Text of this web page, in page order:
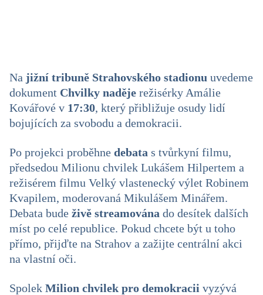
Na jižní tribuně Strahovského stadionu uvedeme
dokument Chvilky naděje režisérky Amálie
Kovářové v 17:30, který přibližuje osudy lidí
bojujících za svobodu a demokracii.
Po projekci proběhne debata s tvůrkyní filmu,
předsedou Milionu chvilek Lukášem Hilpertem a
režisérem filmu Velký vlastenecký výlet Robinem
Kvapilem, moderovaná Mikulášem Minářem.
Debata bude živě streamována do desítek dalších
míst po celé republice. Pokud chcete být u toho
přímo, přijďte na Strahov a zažijte centrální akci
na vlastní oči.
Spolek Milion chvilek pro demokracii vyzývá